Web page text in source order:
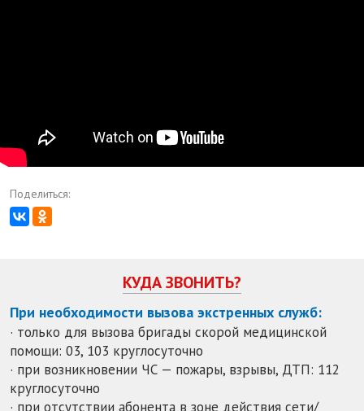
Поделиться:
КУДА ЗВОНИТЬ?
При необходимости вызова экстренных служб:
· только для вызова бригады скорой медицинской
помощи: 03, 103 круглосуточно
· при возникновении ЧС — пожары, взрывы, ДТП: 112
круглосуточно
· при отсутствии абонента в зоне действия сети/